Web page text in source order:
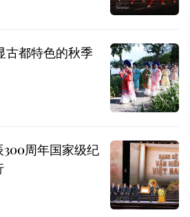
古都特色的秋季
周年国家级纪